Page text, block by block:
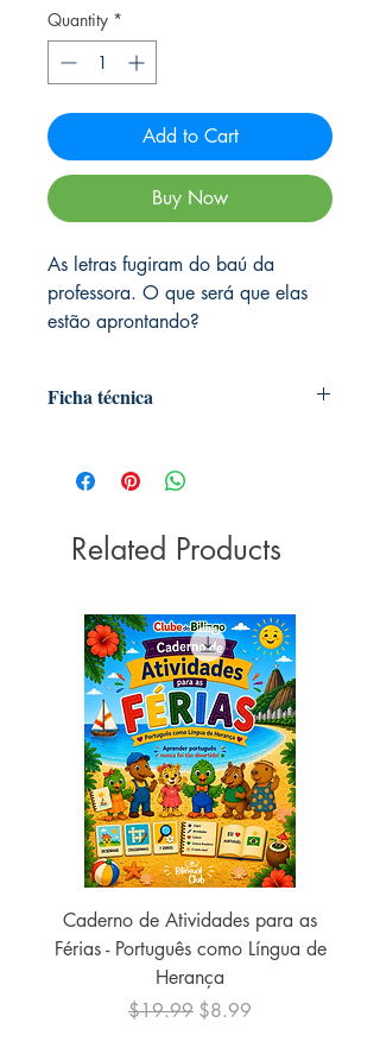
Quantity *
Add to Cart
Buy Now
As letras fugiram do baú da
professora. O que será que elas
estão aprontando?
Ficha técnica
Silva
Medidas:
26cm x 24cm
Idioma:Português
ISBN:9788538094500
195 gramas
Acabamento:Brochura
As letras fugiram do baú da
professora. O que será que elas estão
aprontando?
Related Products
Caderno de Atividades para as
Férias - Português como Língua de
Herança
Regular Price
$19.99 Sale Price
$8.99